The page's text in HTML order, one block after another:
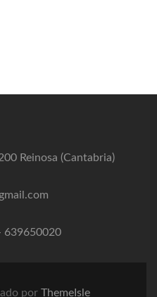
Reinosa (Cantabria)
639650020
por ThemeIsle